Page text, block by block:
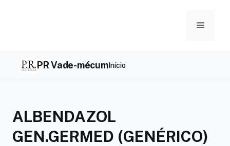
Menu
PR Vade-mécumInício
ALBENDAZOL
GEN.GERMED (GENÉRICO)